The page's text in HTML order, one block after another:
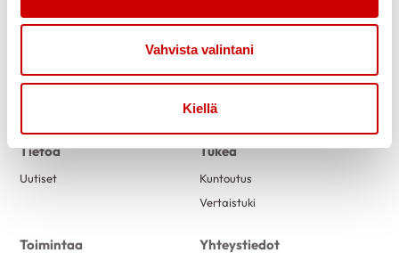
Vahvista valintani
Kiellä
Link to facebook
Link to twitter
Tietoa
Uutiset
Tukea
Kuntoutus
Vertaistuki
Toimintaa Yhteystiedot